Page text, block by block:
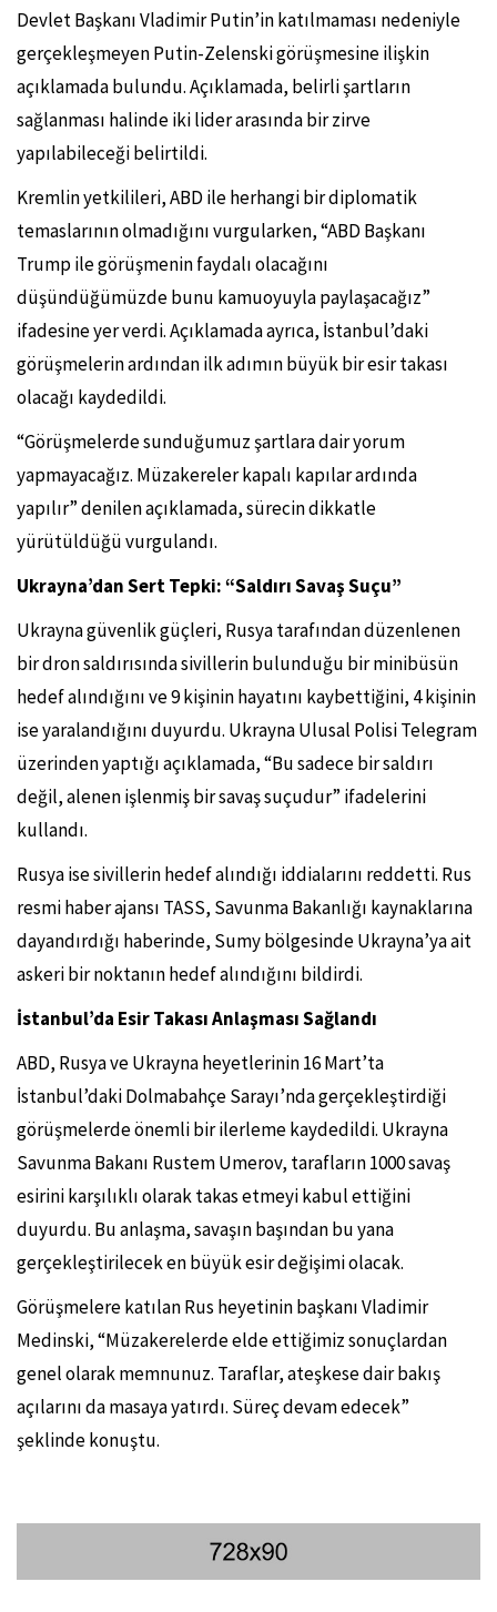
Devlet Başkanı Vladimir Putin’in katılmaması nedeniyle
gerçekleşmeyen Putin-Zelenski görüşmesine ilişkin
açıklamada bulundu. Açıklamada, belirli şartların
sağlanması halinde iki lider arasında bir zirve
yapılabileceği belirtildi.
Kremlin yetkilileri, ABD ile herhangi bir diplomatik
temaslarının olmadığını vurgularken, “ABD Başkanı
Trump ile görüşmenin faydalı olacağını
düşündüğümüzde bunu kamuoyuyla paylaşacağız”
ifadesine yer verdi. Açıklamada ayrıca, İstanbul’daki
görüşmelerin ardından ilk adımın büyük bir esir takası
olacağı kaydedildi.
“Görüşmelerde sunduğumuz şartlara dair yorum
yapmayacağız. Müzakereler kapalı kapılar ardında
yapılır” denilen açıklamada, sürecin dikkatle
yürütüldüğü vurgulandı.
Ukrayna’dan Sert Tepki: “Saldırı Savaş Suçu”
Ukrayna güvenlik güçleri, Rusya tarafından düzenlenen
bir dron saldırısında sivillerin bulunduğu bir minibüsün
hedef alındığını ve 9 kişinin hayatını kaybettiğini, 4 kişinin
ise yaralandığını duyurdu. Ukrayna Ulusal Polisi Telegram
üzerinden yaptığı açıklamada, “Bu sadece bir saldırı
değil, alenen işlenmiş bir savaş suçudur” ifadelerini
kullandı.
Rusya ise sivillerin hedef alındığı iddialarını reddetti. Rus
resmi haber ajansı TASS, Savunma Bakanlığı kaynaklarına
dayandırdığı haberinde, Sumy bölgesinde Ukrayna’ya ait
askeri bir noktanın hedef alındığını bildirdi.
İstanbul’da Esir Takası Anlaşması Sağlandı
ABD, Rusya ve Ukrayna heyetlerinin 16 Mart’ta
İstanbul’daki Dolmabahçe Sarayı’nda gerçekleştirdiği
görüşmelerde önemli bir ilerleme kaydedildi. Ukrayna
Savunma Bakanı Rustem Umerov, tarafların 1000 savaş
esirini karşılıklı olarak takas etmeyi kabul ettiğini
duyurdu. Bu anlaşma, savaşın başından bu yana
gerçekleştirilecek en büyük esir değişimi olacak.
Görüşmelere katılan Rus heyetinin başkanı Vladimir
Medinski, “Müzakerelerde elde ettiğimiz sonuçlardan
genel olarak memnunuz. Taraflar, ateşkese dair bakış
açılarını da masaya yatırdı. Süreç devam edecek”
şeklinde konuştu.